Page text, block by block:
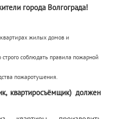
города Волгограда!
жилых домов и
соблюдать правила пожарной
пожаротушения.
квартиросъёмщик) должен